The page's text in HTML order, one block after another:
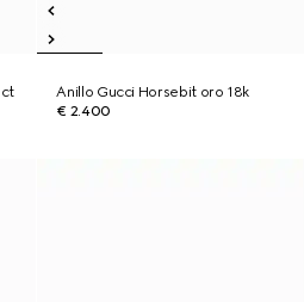
ct
Anillo Gucci Horsebit oro 18k
€ 2.400